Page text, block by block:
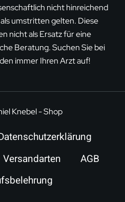
nicht hinreichend
umstritten gelten. Diese
nicht als Ersatz für eine
Beratung. Suchen Sie bei
immer Ihren Arzt auf!
Knebel - Shop
Versandarten
AGB